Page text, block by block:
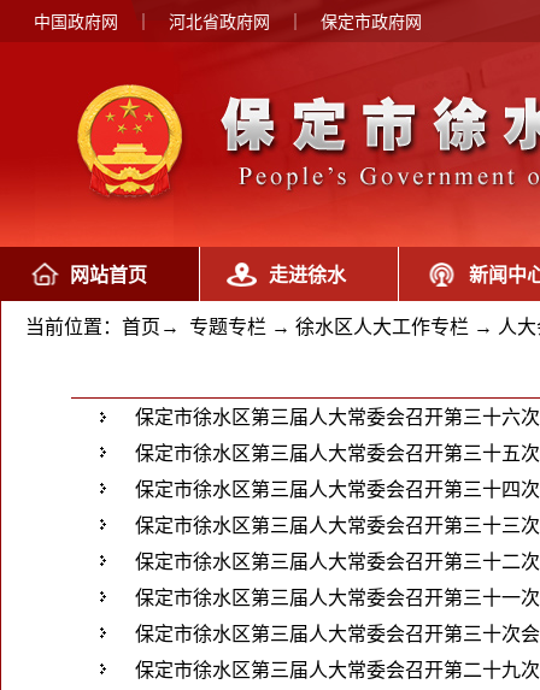
中国政府网 河北省政府网 保定市政府网
网站首页 走进徐水 新闻中
当前位置： 首页 → 专题专栏 → 徐水区人大工作专栏 → 人
保定市徐水区第三届人大常委会召开第三十六
保定市徐水区第三届人大常委会召开第三十五
保定市徐水区第三届人大常委会召开第三十四
保定市徐水区第三届人大常委会召开第三十三
保定市徐水区第三届人大常委会召开第三十二
保定市徐水区第三届人大常委会召开第三十一
保定市徐水区第三届人大常委会召开第三十次
保定市徐水区第三届人大常委会召开第二十九